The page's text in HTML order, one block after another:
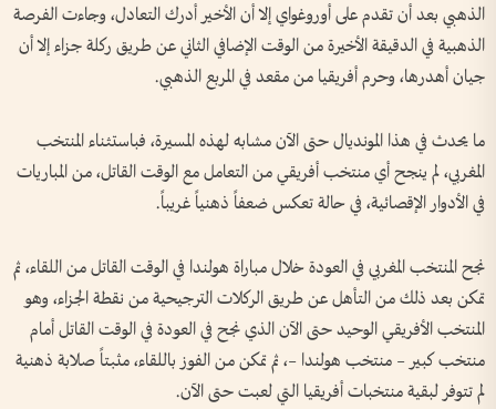
الذهبي بعد أن تقدم على أوروغواي إلا أن الأخير أدرك التعادل، وجاءت الفرصة
الذهبية في الدقيقة الأخيرة من الوقت الإضافي الثاني عن طريق ركلة جزاء إلا أن
جيان أهدرها، وحرم أفريقيا من مقعد في المربع الذهبي.
ما يحدث في هذا المونديال حتى الآن مشابه لهذه المسيرة، فباستثناء المنتخب
المغربي، لم ينجح أي منتخب أفريقي من التعامل مع الوقت القاتل، من المباريات
في الأدوار الإقصائية، في حالة تعكس ضعفاً ذهنياً غريباً.
نجح المنتخب المغربي في العودة خلال مباراة هولندا في الوقت القاتل من اللقاء، ثم
تمكن بعد ذلك من التأهل عن طريق الركلات الترجيحية من نقطة الجزاء، وهو
المنتخب الأفريقي الوحيد حتى الآن الذي نجح في العودة في الوقت القاتل أمام
منتخب كبير – منتخب هولندا –، ثم تمكن من الفوز باللقاء، مثبتاً صلابة ذهنية
لم تتوفر لبقية منتخبات أفريقيا التي لعبت حتى الآن.